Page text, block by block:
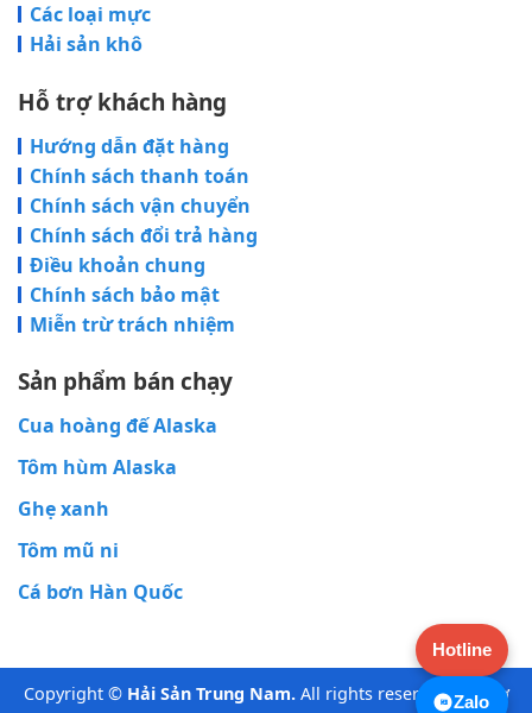
Các loại mực
Hải sản khô
Hỗ trợ khách hàng
Hướng dẫn đặt hàng
Chính sách thanh toán
Chính sách vận chuyển
Chính sách đổi trả hàng
Điều khoản chung
Chính sách bảo mật
Miễn trừ trách nhiệm
Sản phẩm bán chạy
Cua hoàng đế Alaska
Tôm hùm Alaska
Ghẹ xanh
Tôm mũ ni
Cá bơn Hàn Quốc
Copyright ©Hải Sản Trung Nam. All rights reserved. Hỗ trợ
Hotline
Zalo